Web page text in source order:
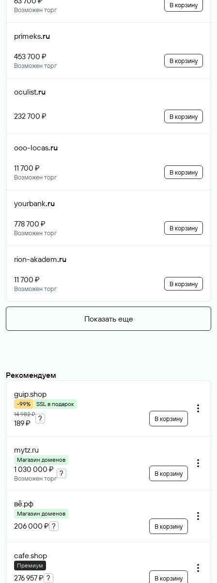
Возможен торг
В корзину
primeks.ru
453 700 ₽
Возможен торг
В корзину
oculist.ru
232 700 ₽ В корзину
ooo-locas.ru
11 700 ₽
Возможен торг
В корзину
yourbank.ru
778 700 ₽
Возможен торг
В корзину
rion-akadem.ru
11 700 ₽
Возможен торг
В корзину
Показать еще
Рекомендуем
guip.shop
-99%
SSL в подарок
14 982 ₽
189 ₽
? В корзину
mytz.ru
Магазин доменов
1 030 000 ₽
Возможен торг
? В корзину
вё.рф
Магазин доменов
206 000 ₽ ? В корзину
cafe.shop
Премиум
276 957 ₽ ? В корзину